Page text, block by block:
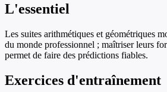
L'essentiel
Les suites arithmétiques et géométriques
du monde professionnel ; maîtriser leurs
permet de faire des prédictions fiables.
Exercices d'entraînement